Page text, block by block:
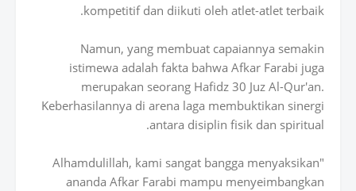
kompetitif dan diikuti oleh atlet-atlet terbaik.
Namun, yang membuat capaiannya semakin
istimewa adalah fakta bahwa Afkar Farabi juga
merupakan seorang Hafidz 30 Juz Al-Qur'an.
Keberhasilannya di arena laga membuktikan sinergi
antara disiplin fisik dan spiritual.
"Alhamdulillah, kami sangat bangga menyaksikan
ananda Afkar Farabi mampu menyeimbangkan